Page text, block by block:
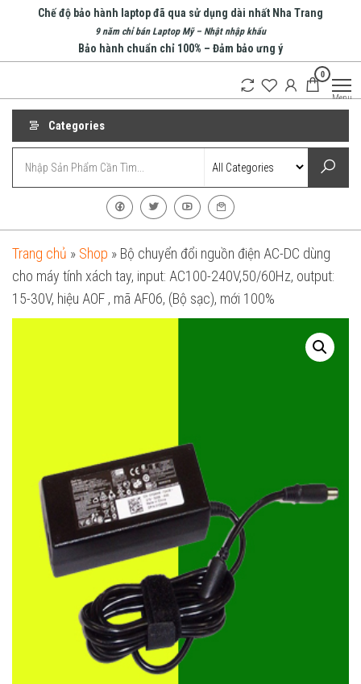
Chế độ bảo hành laptop đã qua sử dụng dài nhất Nha Trang
9 năm chỉ bán Laptop Mỹ – Nhật nhập khẩu
Bảo hành chuẩn chỉ 100% – Đảm bảo ưng ý
Computer
0
Menu
Categories
Trang chủ » Shop » Bộ chuyển đổi nguồn điện AC-DC dùng
cho máy tính xách tay, input: AC100-240V,50/60Hz, output:
15-30V, hiệu AOF , mã AF06, (Bộ sạc), mới 100%